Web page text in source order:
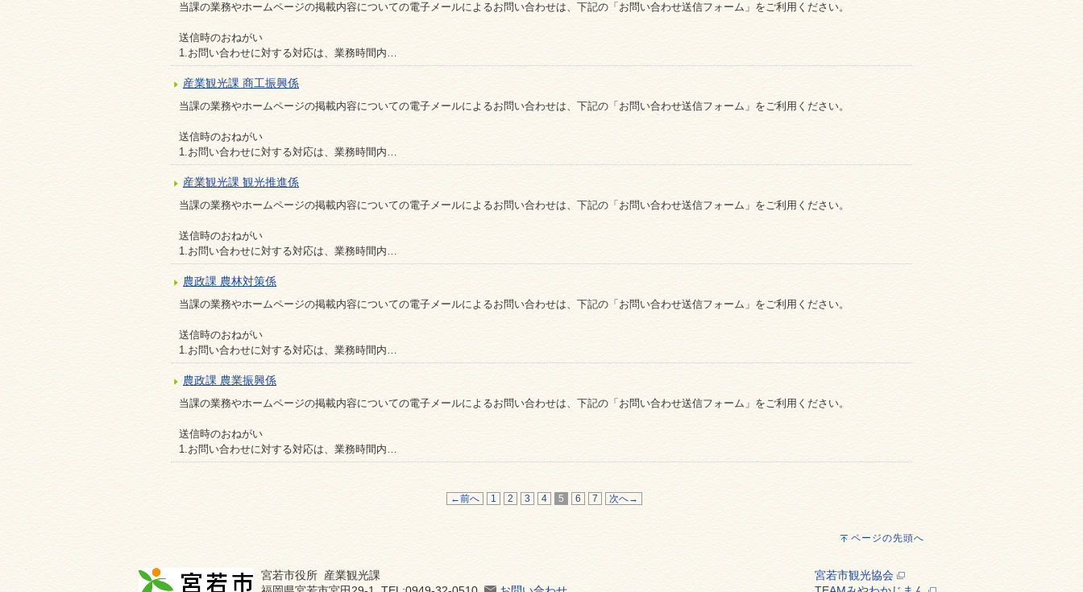
当課の業務やホームページの掲載内容についての電子メールによるお問い合わせは、下記の「お問い合わせ送信フォーム」をご利用ください。
送信時のおねがい
1.お問い合わせに対する対応は、業務時間内…
産業観光課 商工振興係
当課の業務やホームページの掲載内容についての電子メールによるお問い合わせは、下記の「お問い合わせ送信フォーム」をご利用ください。
送信時のおねがい
1.お問い合わせに対する対応は、業務時間内…
産業観光課 観光推進係
当課の業務やホームページの掲載内容についての電子メールによるお問い合わせは、下記の「お問い合わせ送信フォーム」をご利用ください。
送信時のおねがい
1.お問い合わせに対する対応は、業務時間内…
農政課 農林対策係
当課の業務やホームページの掲載内容についての電子メールによるお問い合わせは、下記の「お問い合わせ送信フォーム」をご利用ください。
送信時のおねがい
1.お問い合わせに対する対応は、業務時間内…
農政課 農業振興係
当課の業務やホームページの掲載内容についての電子メールによるお問い合わせは、下記の「お問い合わせ送信フォーム」をご利用ください。
送信時のおねがい
1.お問い合わせに対する対応は、業務時間内…
←前へ 1 2 3 4 5 6 7 次へ→
ページの先頭へ
宮若市役所 産業観光課
宮若市観光協会